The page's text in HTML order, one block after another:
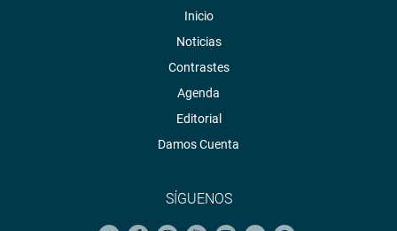
Inicio
Noticias
Contrastes
Agenda
Editorial
Damos Cuenta
SÍGUENOS